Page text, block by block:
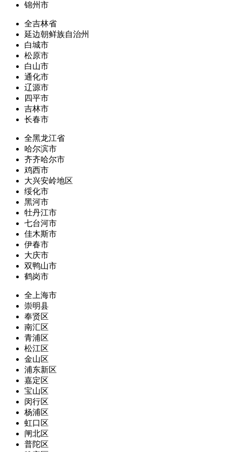
锦州市
全吉林省
延边朝鲜族自治州
白城市
松原市
白山市
通化市
辽源市
四平市
吉林市
长春市
全黑龙江省
哈尔滨市
齐齐哈尔市
鸡西市
大兴安岭地区
绥化市
黑河市
牡丹江市
七台河市
佳木斯市
伊春市
大庆市
双鸭山市
鹤岗市
全上海市
崇明县
奉贤区
南汇区
青浦区
松江区
金山区
浦东新区
嘉定区
宝山区
闵行区
杨浦区
虹口区
闸北区
普陀区